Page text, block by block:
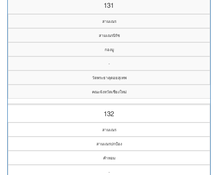
131
สามเณร
สามเณรนิรัช
กองมู
-
วัดพระธาตุดอยสุเทพ
คณะจังหวัดเชียงใหม่
132
สามเณร
สามเณรปกป้อง
คำหอม
-